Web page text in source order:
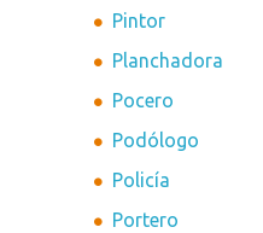
Pintor
Planchadora
Pocero
Podólogo
Policía
Portero